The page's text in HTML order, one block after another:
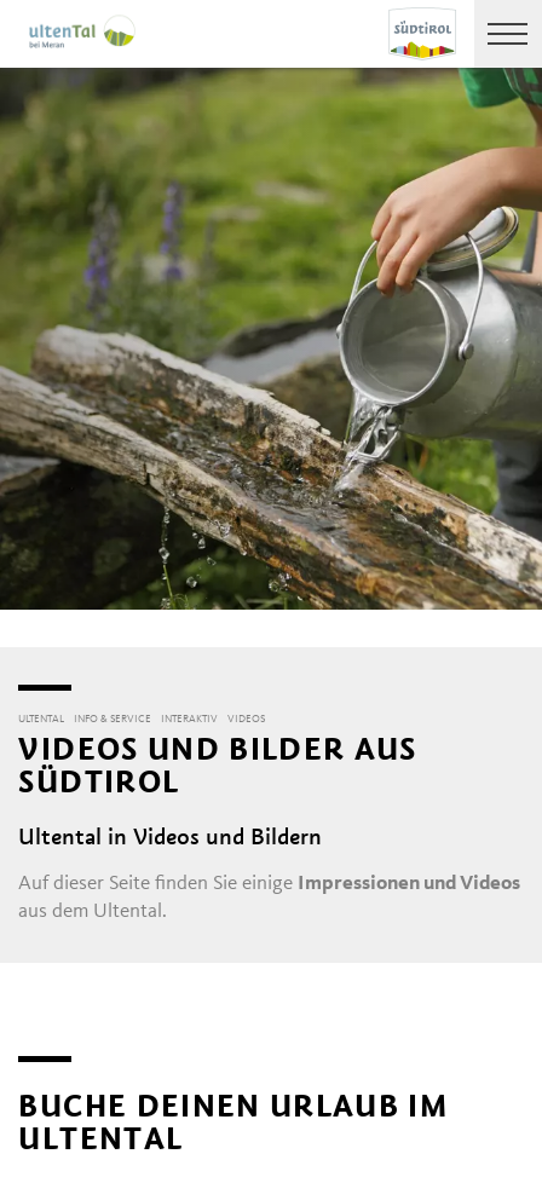
ULTENTAL INFO & SERVICE INTERAKTIV VIDEOS
VIDEOS UND BILDER AUS
SÜDTIROL
Ultental in Videos und Bildern
Auf dieser Seite finden Sie einige
Impressionen und Videos
aus dem Ultental.
BUCHE DEINEN URLAUB IM
ULTENTAL